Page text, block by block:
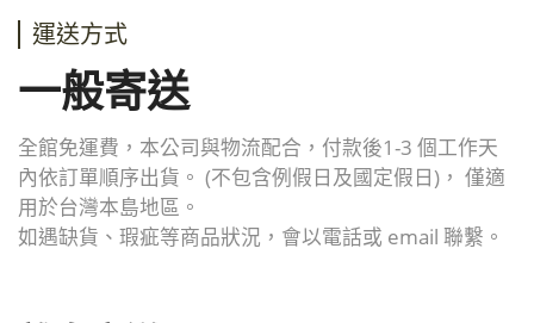
運送方式
一般寄送
全館免運費，本公司與物流配合，付款後1-3 個工作天
內依訂單順序出貨。 (不包含例假日及國定假日)， 僅適
用於台灣本島地區。
如遇缺貨、瑕疵等商品狀況，會以電話或 email 聯繫。